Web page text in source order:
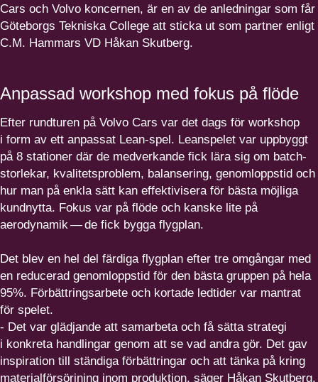
Cars och Volvo koncernen, är en av de anledningar som får
Göteborgs Tekniska College att sticka ut som partner enligt
C.M. Hammars VD Håkan Skutberg.
Anpassad workshop med fokus på flöde
Efter rundturen på Volvo Cars var det dags för workshop
i form av ett anpassat Lean-spel. Leanspelet var uppbyggt
på 8 stationer där de medverkande fick lära sig om batch­
stor­lekar, kvali­tets­problem, balansering, genom­loppstid och
hur man på enkla sätt kan effek­ti­visera för bästa möjliga
kundnytta. Fokus var på flöde och kanske lite på
aerodynamik — de fick bygga flygplan.
Det blev en hel del färdiga flygplan efter tre omgångar med
en reducerad genom­loppstid för den bästa gruppen på hela
95%. Förbätt­rings­arbete och kortade ledtider var mantrat
för spelet.
- Det var glädjande att samarbeta och få sätta strategi
i konkreta handlingar genom att se vad andra gör. Det gav
inspiration till ständiga förbätt­ringar och att tänka på kring
materi­al­för­sörjning inom produktion, säger Håkan Skutberg.